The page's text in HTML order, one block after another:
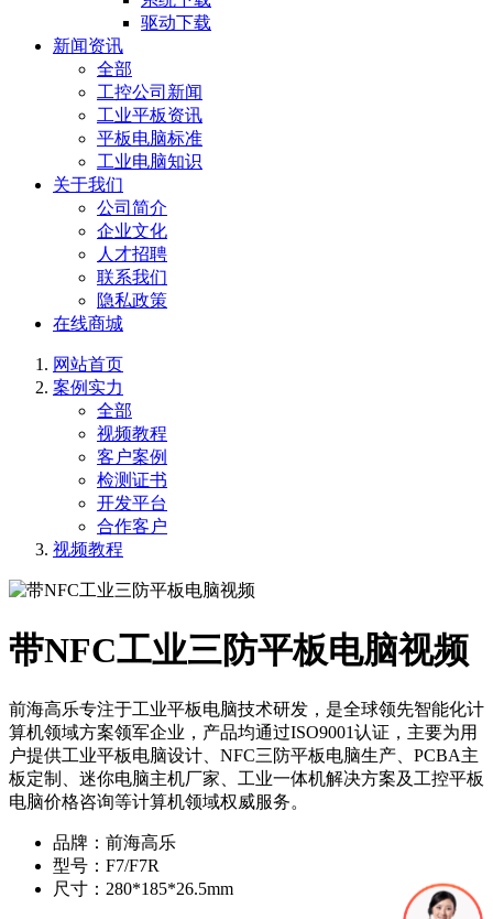
驱动下载
新闻资讯
全部
工控公司新闻
工业平板资讯
平板电脑标准
工业电脑知识
关于我们
公司简介
企业文化
人才招聘
联系我们
隐私政策
在线商城
网站首页
案例实力
全部
视频教程
客户案例
检测证书
开发平台
合作客户
视频教程
带NFC工业三防平板电脑视频
前海高乐专注于工业平板电脑技术研发，是全球领先智能化计
算机领域方案领军企业，产品均通过ISO9001认证，主要为用
户提供工业平板电脑设计​、NFC三防平板电脑生产、PCBA主
板定制、迷你电脑主机厂家、工业一体机解决方案及工控平板
电脑价格咨询等计算机领域权威服务。
品牌：前海高乐
型号：F7/F7R
尺寸：280*185*26.5mm